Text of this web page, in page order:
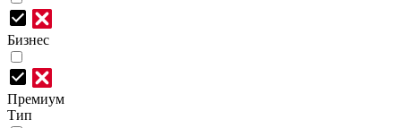
Бизнес
Премиум
Тип